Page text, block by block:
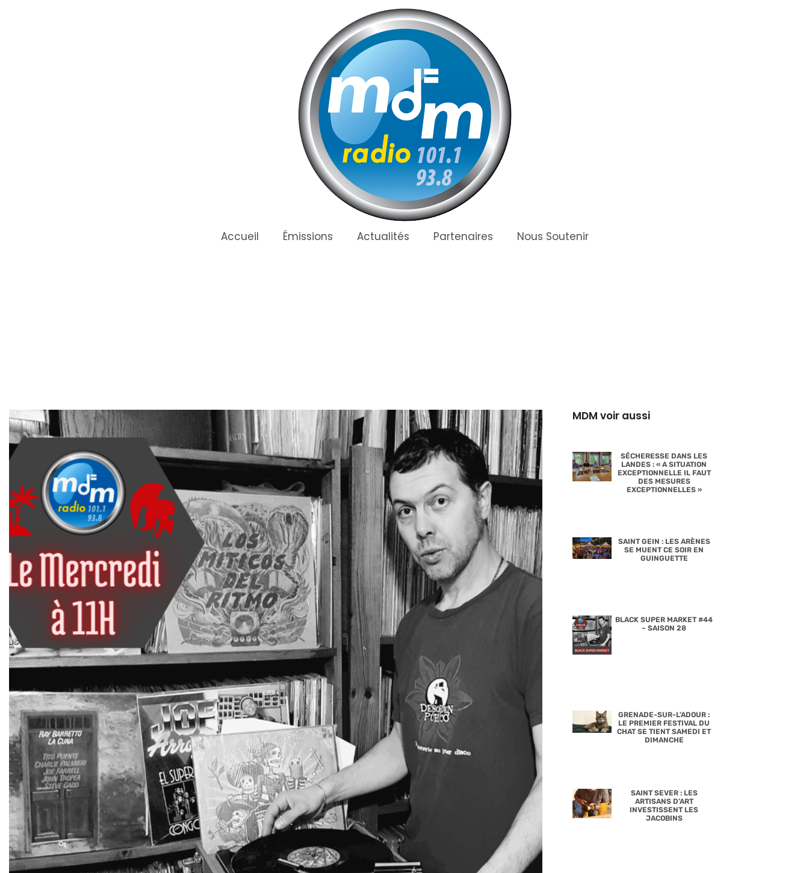
Accueil Émissions Actualités Partenaires Nous Soutenir
MDM voir aussi
SÉCHERESSE DANS LES
LANDES : « A SITUATION
EXCEPTIONNELLE IL FAUT
DES MESURES
EXCEPTIONNELLES »
SAINT GEIN : LES ARÈNES
SE MUENT CE SOIR EN
GUINGUETTE
BLACK SUPER MARKET #44
– SAISON 28
GRENADE-SUR-L’ADOUR :
LE PREMIER FESTIVAL DU
CHAT SE TIENT SAMEDI ET
DIMANCHE
SAINT SEVER : LES
ARTISANS D’ART
INVESTISSENT LES
JACOBINS